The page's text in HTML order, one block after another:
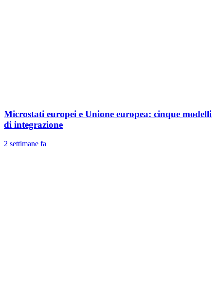
Microstati europei e Unione europea: cinque modelli
di integrazione
2 settimane fa